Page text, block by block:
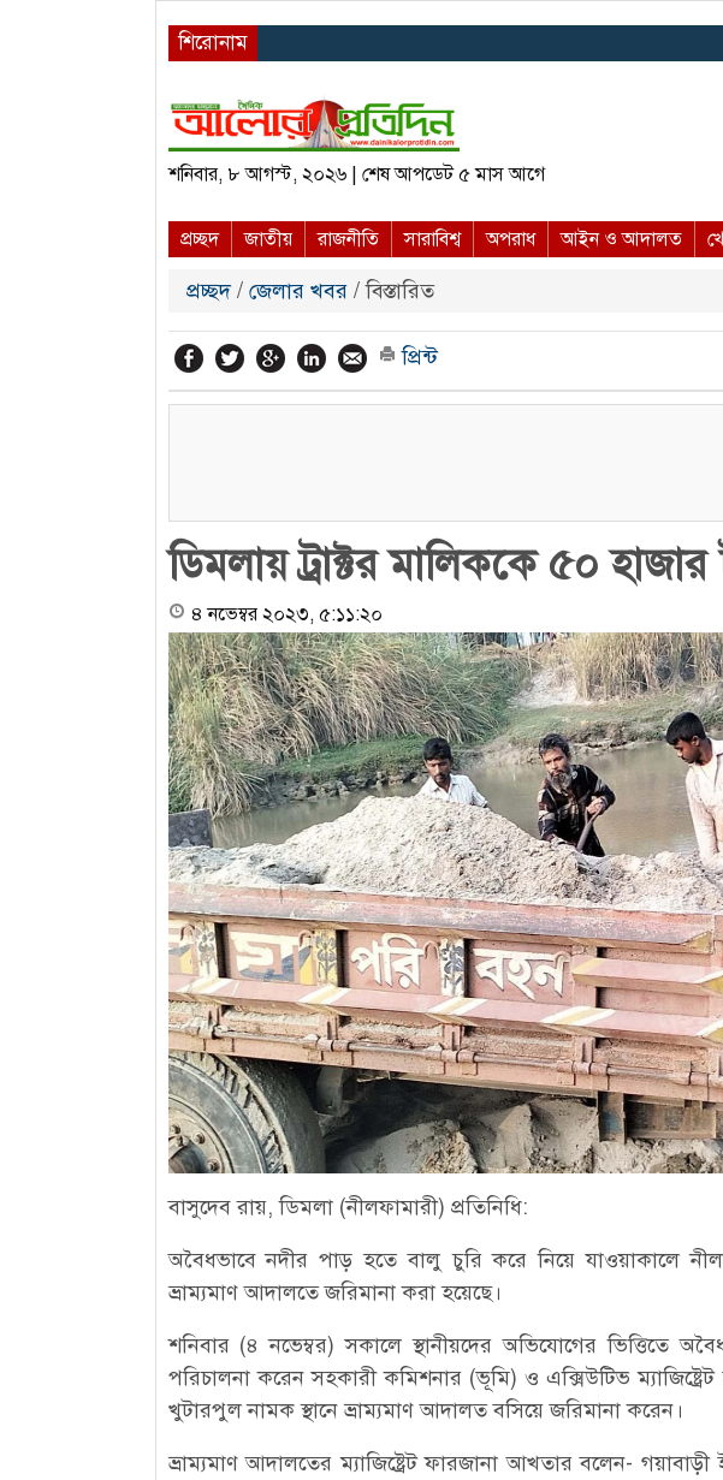
শিরোনাম
শনিবার, ৮ আগস্ট, ২০২৬ | শেষ আপডেট ৫ মাস আগে
প্রচ্ছদ জাতীয় রাজনীতি সারাবিশ্ব অপরাধ আইন ও আদালত
প্রচ্ছদ/ জেলার খবর/ বিস্তারিত
প্রিন্ট
ডিমলায় ট্রাক্টর মালিককে ৫০ হাজার
৪ নভেম্বর ২০২৩, ৫:১১:২০
বাসুদেব রায়, ডিমলা (নীলফামারী) প্রতিনিধি:
অবৈধভাবে নদীর পাড় হতে বালু চুরি করে নিয়ে যাওয়াকালে
ভ্রাম্যমাণ আদালতে জরিমানা করা হয়েছে।
শনিবার (৪ নভেম্বর) সকালে স্থানীয়দের অভিযোগের ভিত্তিতে
পরিচালনা করেন সহকারী কমিশনার (ভূমি) ও এক্সিউটিভ
খুটারপুল নামক স্থানে ভ্রাম্যমাণ আদালত বসিয়ে জরিমানা করেন।
ভ্রাম্যমাণ আদালতের ম্যাজিষ্ট্রেট ফারজানা আখতার বলেন-